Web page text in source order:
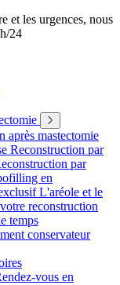
et les urgences, nous
24
après mastectomie
Reconstruction par
par
en
L'aréole et le
reconstruction
temps
conservateur
vous en